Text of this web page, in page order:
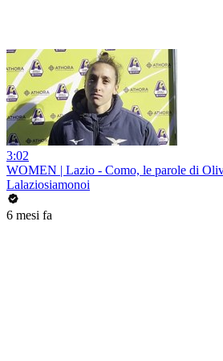
3:02
WOMEN | Lazio - Como, le parole di
Lalaziosiamonoi
6 mesi fa